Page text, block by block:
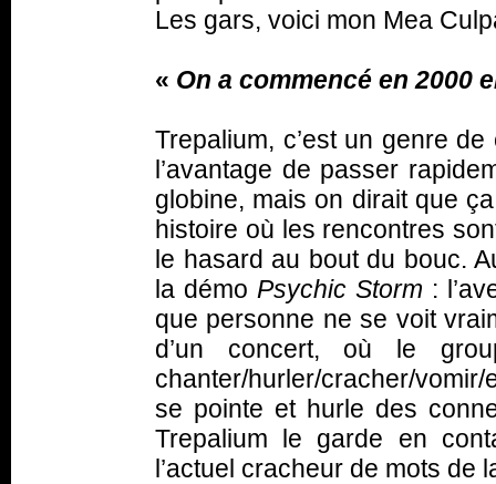
Les gars, voici mon Mea
« On a commencé en 2000
Trepalium, c’est un genre
l’avantage de passer
globine, mais on dirait que
histoire où les rencontres
le hasard au bout du bouc.
la démo Psychic Storm :
que personne ne se voit
d’un concert, où le
chanter/hurler/cracher/vomir/
se pointe et hurle des
Trepalium le garde en
l’actuel cracheur de mots de